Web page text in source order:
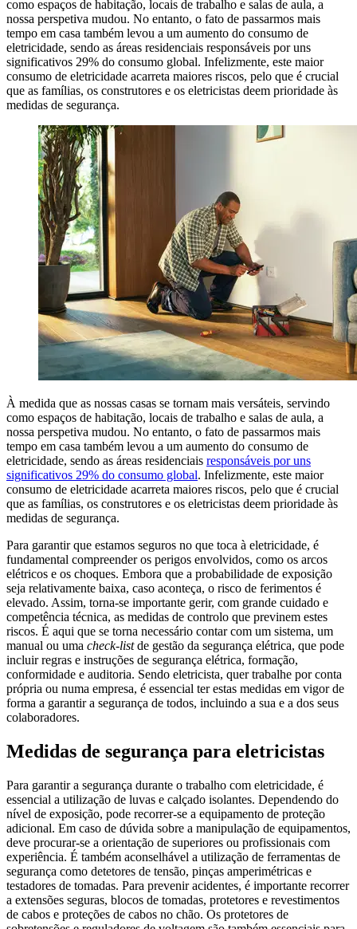
como espaços de habitação, locais de trabalho e salas de aula, a
nossa perspetiva mudou. No entanto, o fato de passarmos mais
tempo em casa também levou a um aumento do consumo de
eletricidade, sendo as áreas residenciais responsáveis por uns
significativos 29% do consumo global. Infelizmente, este maior
consumo de eletricidade acarreta maiores riscos, pelo que é crucial
que as famílias, os construtores e os eletricistas deem prioridade às
medidas de segurança.
À medida que as nossas casas se tornam mais versáteis, servindo
como espaços de habitação, locais de trabalho e salas de aula, a
nossa perspetiva mudou. No entanto, o fato de passarmos mais
tempo em casa também levou a um aumento do consumo de
eletricidade, sendo as áreas residenciais responsáveis por uns
significativos 29% do consumo global. Infelizmente, este maior
consumo de eletricidade acarreta maiores riscos, pelo que é crucial
que as famílias, os construtores e os eletricistas deem prioridade às
medidas de segurança.
Para garantir que estamos seguros no que toca à eletricidade, é
fundamental compreender os perigos envolvidos, como os arcos
elétricos e os choques. Embora que a probabilidade de exposição
seja relativamente baixa, caso aconteça, o risco de ferimentos é
elevado. Assim, torna-se importante gerir, com grande cuidado e
competência técnica, as medidas de controlo que previnem estes
riscos. É aqui que se torna necessário contar com um sistema, um
manual ou uma check-listde gestão da segurança elétrica, que pode
incluir regras e instruções de segurança elétrica, formação,
conformidade e auditoria. Sendo eletricista, quer trabalhe por conta
própria ou numa empresa, é essencial ter estas medidas em vigor de
forma a garantir a segurança de todos, incluindo a sua e a dos seus
colaboradores.
Medidas de segurança para eletricistas
Para garantir a segurança durante o trabalho com eletricidade, é
essencial a utilização de luvas e calçado isolantes. Dependendo do
nível de exposição, pode recorrer-se a equipamento de proteção
adicional. Em caso de dúvida sobre a manipulação de equipamentos,
deve procurar-se a orientação de superiores ou profissionais com
experiência. É também aconselhável a utilização de ferramentas de
segurança como detetores de tensão, pinças amperimétricas e
testadores de tomadas. Para prevenir acidentes, é importante recorrer
a extensões seguras, blocos de tomadas, protetores e revestimentos
de cabos e proteções de cabos no chão. Os protetores de